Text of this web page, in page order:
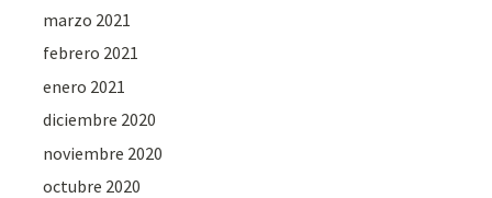
marzo 2021
febrero 2021
enero 2021
diciembre 2020
noviembre 2020
octubre 2020